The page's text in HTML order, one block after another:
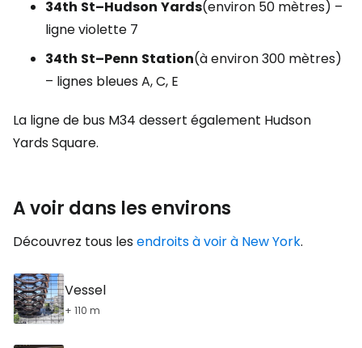
34th St–Hudson Yards(environ 50 mètres) –
ligne violette 7
34th St–Penn Station(à environ 300 mètres)
– lignes bleues A, C, E
La ligne de bus M34 dessert également Hudson
Yards Square.
A voir dans les environs
Découvrez tous lesendroits à voir à New York.
Vessel
+ 110 m